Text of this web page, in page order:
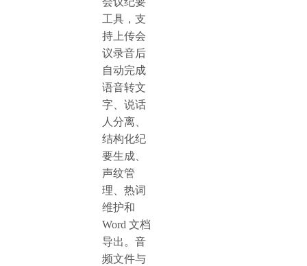
工具，支
持上传会
议录音后
自动完成
语音转文
字、说话
人分离、
结构化纪
要生成、
声纹管
理、热词
维护和
Word 文档
导出。音
频文件与